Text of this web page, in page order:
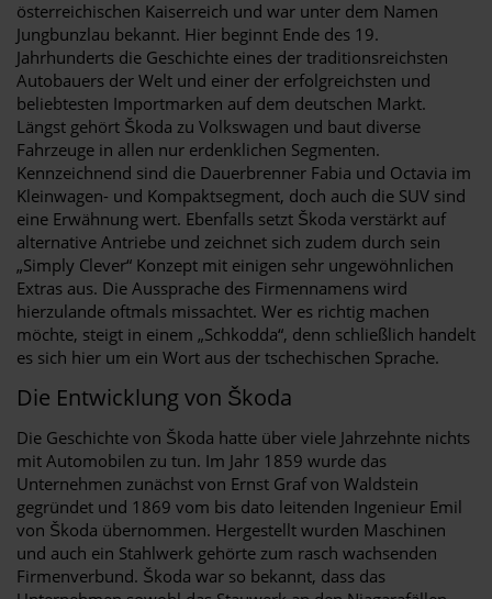
österreichischen Kaiserreich und war unter dem Namen
Jungbunzlau bekannt. Hier beginnt Ende des 19.
Jahrhunderts die Geschichte eines der traditionsreichsten
Autobauers der Welt und einer der erfolgreichsten und
beliebtesten Importmarken auf dem deutschen Markt.
Längst gehört Škoda zu Volkswagen und baut diverse
Fahrzeuge in allen nur erdenklichen Segmenten.
Kennzeichnend sind die Dauerbrenner Fabia und Octavia im
Kleinwagen- und Kompaktsegment, doch auch die SUV sind
eine Erwähnung wert. Ebenfalls setzt Škoda verstärkt auf
alternative Antriebe und zeichnet sich zudem durch sein
„Simply Clever“ Konzept mit einigen sehr ungewöhnlichen
Extras aus. Die Aussprache des Firmennamens wird
hierzulande oftmals missachtet. Wer es richtig machen
möchte, steigt in einem „Schkodda“, denn schließlich handelt
es sich hier um ein Wort aus der tschechischen Sprache.
Die Entwicklung von Škoda
Die Geschichte von Škoda hatte über viele Jahrzehnte nichts
mit Automobilen zu tun. Im Jahr 1859 wurde das
Unternehmen zunächst von Ernst Graf von Waldstein
gegründet und 1869 vom bis dato leitenden Ingenieur Emil
von Škoda übernommen. Hergestellt wurden Maschinen
und auch ein Stahlwerk gehörte zum rasch wachsenden
Firmenverbund. Škoda war so bekannt, dass das